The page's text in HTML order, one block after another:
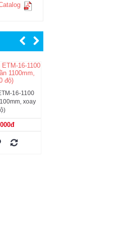
16-1100
xoay